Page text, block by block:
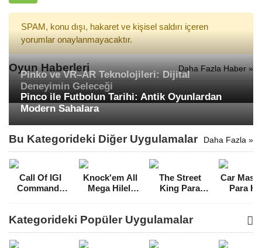
SPAM, konu dışı, hakaret ve kişisel saldırı içeren
yorumlar onaylanmayacaktır.
Oyun Haberleri Daha Fazla Haber »
Pinko ve VR–AR Teknolojileri: Dijital
Deneyimin Geleceği
Pinco ile Futbolun Tarihi: Antik Oyunlardan
Modern Sahalara
Bu Kategorideki Diğer Uygulamalar Daha Fazla »
Call Of IGI
Commando
[v4.0.18]
Knock'em All
Mega Hileli
The Street
King Para
Car
Para
Kategorideki Popüler Uygulamalar